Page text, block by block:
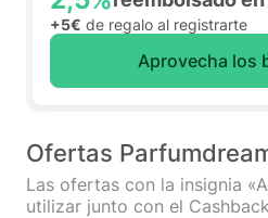
+5€ de regalo al registrarte
Aprovecha los
Ofertas
Las ofertas con la insignia
utilizar junto con el